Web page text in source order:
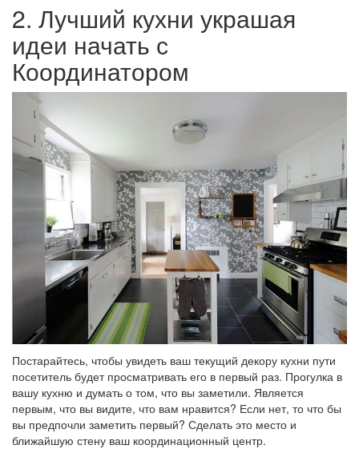
2. Лучший кухни украшая
идеи начать с
Координатором
Постарайтесь, чтобы увидеть ваш текущий декору кухни пути
посетитель будет просматривать его в первый раз. Прогулка в
вашу кухню и думать о том, что вы заметили. Является
первым, что вы видите, что вам нравится? Если нет, то что бы
вы предпочли заметить первый? Сделать это место и
ближайшую стену ваш координационный центр.